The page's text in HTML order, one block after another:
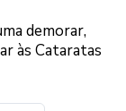
demorar,
às Cataratas